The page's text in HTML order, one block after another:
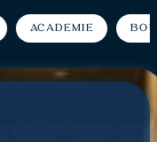
Académie